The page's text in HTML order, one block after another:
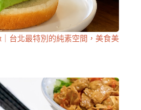
｜台北最特別的純素空間，美食美